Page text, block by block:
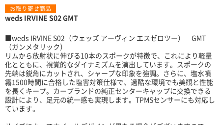
お取り寄せ商品
weds IRVINE S02 GMT
■weds IRVINE S02（ウェッズ アーヴィン エスゼロツー） GMT
（ガンメタリック）
リムから放射状に伸びる10本のスポークが特徴で、これにより軽量
化とともに、視覚的なダイナミズムを演出しています。スポークの
先端は鋭角にカットされ、シャープな印象を強調。さらに、塩水噴
霧1500時間に合格した塩害対策仕様で、過酷な環境でも美観と性能
を長くキープ。カーブランドの純正センターキャップに交換できる
設計により、足元の統一感も実現します。TPMSセンサーにも対応し
ています。